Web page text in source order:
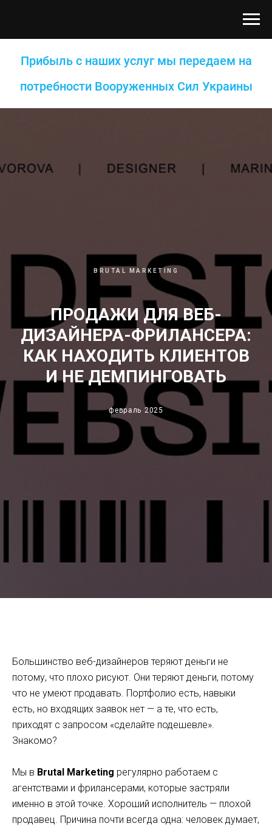
Прибыль с наших услуг мы передаем на
потребности Вооруженных Сил Украины
BRUTAL MARKETING
ПРОДАЖИ ДЛЯ ВЕБ-
ДИЗАЙНЕРА-ФРИЛАНСЕРА:
КАК НАХОДИТЬ КЛИЕНТОВ
И НЕ ДЕМПИНГОВАТЬ
февраль 2025
Большинство веб-дизайнеров теряют деньги не
потому, что плохо рисуют. Они теряют деньги, потому
что не умеют продавать. Портфолио есть, навыки
есть, но входящих заявок нет — а те, что есть,
приходят с запросом «сделайте подешевле».
Знакомо?
Мы в Brutal Marketing регулярно работаем с
агентствами и фрилансерами, которые застряли
именно в этой точке. Хороший исполнитель — плохой
продавец. Причина почти всегда одна: человек думает,